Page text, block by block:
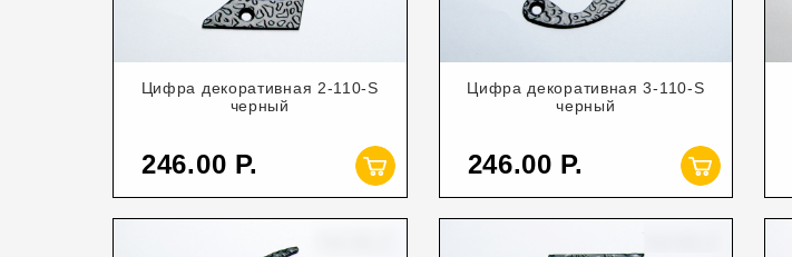
Цифра декоративная 2-110-S
черный
246.00
Цифра декоративная 3-110-S
черный
246.00